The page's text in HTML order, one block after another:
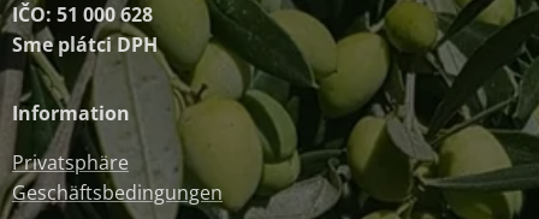
IČO: 51 000 628
Sme plátci DPH
Information
Privatsphäre
Geschäftsbedingungen